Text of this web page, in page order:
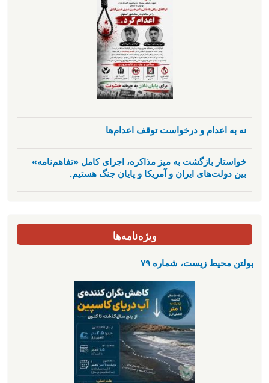
نه به اعدام و درخواست توقف اعدام‌ها
خواستار بازگشت به میز مذاکره، اجرای کامل «تفاهم‌نامه»
بین دولت‌های ایران و آمریکا و پایان جنگ هستیم.
ویژه‌نامه‌ها
بولتن محیط زیست، شماره ۷۹